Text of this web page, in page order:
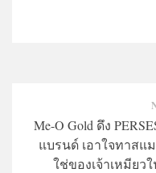
Me-O Gold ดึง
แบรนด์ เอาใจทาสแ
ใช่ของเจ้าเหมียวใ